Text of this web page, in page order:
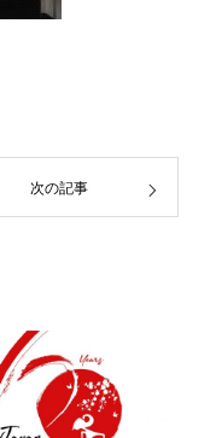
次の記事